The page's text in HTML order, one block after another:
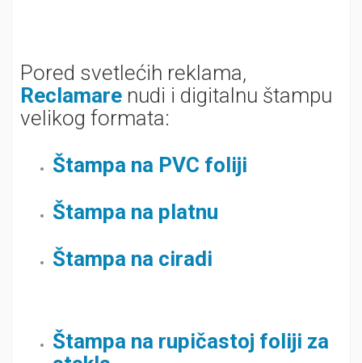
Pored svetlećih reklama,
Reclamare nudi i digitalnu štampu
velikog formata:
Štampa na PVC foliji
Štampa na platnu
Štampa na ciradi
Štampa na rupičastoj foliji za